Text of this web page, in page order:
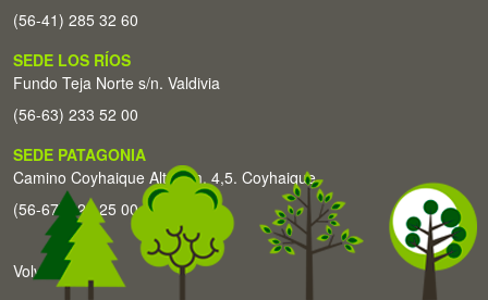
(56-41) 285 32 60
SEDE LOS RÍOS
Fundo Teja Norte s/n. Valdivia
(56-63) 233 52 00
SEDE PATAGONIA
Camino Coyhaique Alto Km. 4,5. Coyhaique
(56-67) 226 25 00
Volver arriba